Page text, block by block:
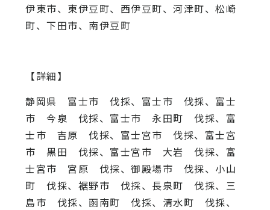
伊東市、東伊豆町、西伊豆町、河津町、松崎
町、下田市、南伊豆町
【詳細】
静岡県 富士市 伐採、富士市 伐採、富士
市 今泉 伐採、富士市 永田町 伐採、富
士市 吉原 伐採、富士宮市 伐採、富士宮
市 黒田 伐採、富士宮市 大岩 伐採、富
士宮市 宮原 伐採、御殿場市 伐採、小山
町 伐採、裾野市 伐採、長泉町 伐採、三
島市 伐採、函南町 伐採、清水町 伐採、